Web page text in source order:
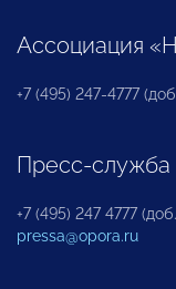
Ассоциация
+7 (495) 247-4777
Пресс-служба
+7 (495) 247 4777 (доб.
pressa@opora.ru